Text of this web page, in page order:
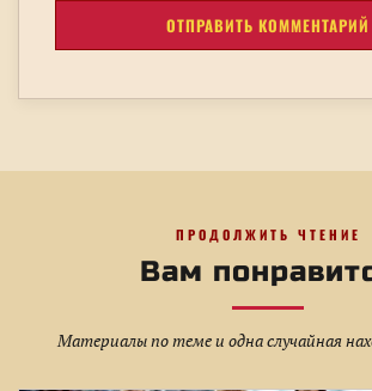
ПРОДОЛЖИТЬ ЧТЕНИЕ
Вам
Материалы по теме и одна случайная